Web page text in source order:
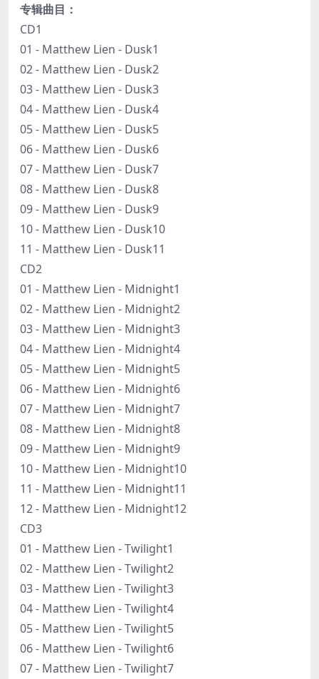
专辑曲目：
CD1
01 - Matthew Lien - Dusk1
02 - Matthew Lien - Dusk2
03 - Matthew Lien - Dusk3
04 - Matthew Lien - Dusk4
05 - Matthew Lien - Dusk5
06 - Matthew Lien - Dusk6
07 - Matthew Lien - Dusk7
08 - Matthew Lien - Dusk8
09 - Matthew Lien - Dusk9
10 - Matthew Lien - Dusk10
11 - Matthew Lien - Dusk11
CD2
01 - Matthew Lien - Midnight1
02 - Matthew Lien - Midnight2
03 - Matthew Lien - Midnight3
04 - Matthew Lien - Midnight4
05 - Matthew Lien - Midnight5
06 - Matthew Lien - Midnight6
07 - Matthew Lien - Midnight7
08 - Matthew Lien - Midnight8
09 - Matthew Lien - Midnight9
10 - Matthew Lien - Midnight10
11 - Matthew Lien - Midnight11
12 - Matthew Lien - Midnight12
CD3
01 - Matthew Lien - Twilight1
02 - Matthew Lien - Twilight2
03 - Matthew Lien - Twilight3
04 - Matthew Lien - Twilight4
05 - Matthew Lien - Twilight5
06 - Matthew Lien - Twilight6
07 - Matthew Lien - Twilight7